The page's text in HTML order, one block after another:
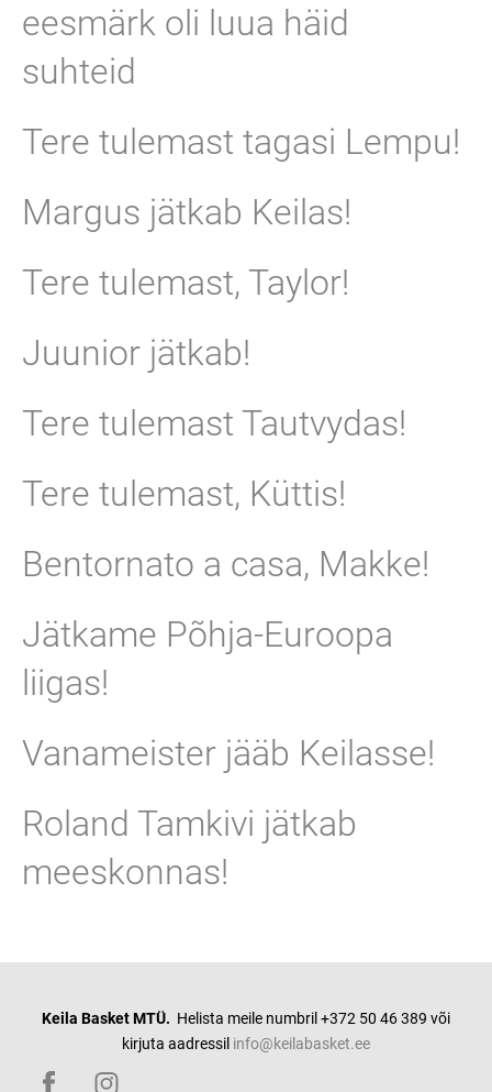
eesmärk oli luua häid
suhteid
Tere tulemast tagasi Lempu!
Margus jätkab Keilas!
Tere tulemast, Taylor!
Juunior jätkab!
Tere tulemast Tautvydas!
Tere tulemast, Küttis!
Bentornato a casa, Makke!
Jätkame Põhja-Euroopa
liigas!
Vanameister jääb Keilasse!
Roland Tamkivi jätkab
meeskonnas!
Keila Basket MTÜ. Helista meile numbril +372 50 46 389 või
kirjuta aadressil info@keilabasket.ee